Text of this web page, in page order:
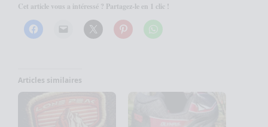
Cet article vous a intéressé ? Partagez-le en 1 clic !
Articles similaires